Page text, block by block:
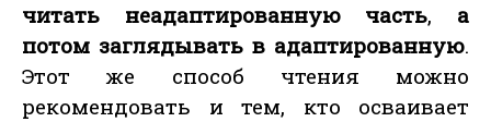
читать неадаптированную часть, а
потом заглядывать в адаптированную.
Этот же способ чтения можно
рекомендовать и тем, кто осваивает